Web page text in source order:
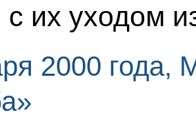
с их уходом
2000 года,